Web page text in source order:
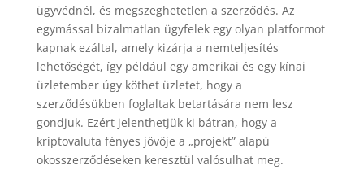
ügyvédnél, és megszeghetetlen a szerződés. Az
egymással bizalmatlan ügyfelek egy olyan platformot
kapnak ezáltal, amely kizárja a nemteljesítés
lehetőségét, így például egy amerikai és egy kínai
üzletember úgy köthet üzletet, hogy a
szerződésükben foglaltak betartására nem lesz
gondjuk. Ezért jelenthetjük ki bátran, hogy a
kriptovaluta fényes jövője a „projekt” alapú
okosszerződéseken keresztül valósulhat meg.